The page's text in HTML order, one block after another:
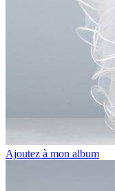
Ajoutez à mon album